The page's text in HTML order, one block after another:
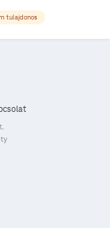
nevét vagy
tulajdonos